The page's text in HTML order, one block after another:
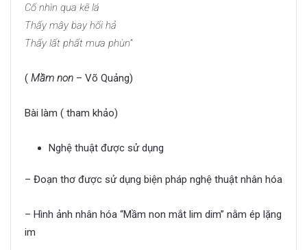
Cố nhìn qua kẽ lá
Thấy mây bay hối hả
Thấy lất phất mưa phùn”
( Mầm non – Võ Quảng)
Bài làm ( tham khảo)
Nghệ thuật được sử dụng
– Đoạn thơ được sử dụng biện pháp nghệ thuật nhân hóa
– Hình ảnh nhân hóa “Mầm non mắt lim dim” nằm ép lặng
im